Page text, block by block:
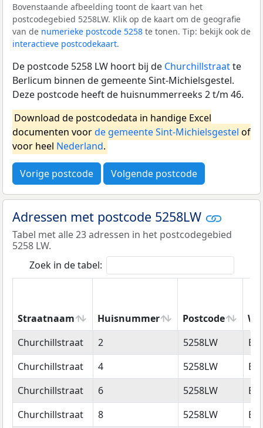
Bovenstaande afbeelding toont de kaart van het
postcodegebied 5258LW. Klik op de kaart om de geografie
van de numerieke postcode 5258 te tonen. Tip: bekijk ook de
interactieve postcodekaart.
De postcode 5258 LW hoort bij de Churchillstraatte
Berlicum binnen de gemeente Sint-Michielsgestel.
Deze postcode heeft de huisnummerreeks 2 t/m 46.
Download de postcodedata in handige Excel
documenten voorde gemeente Sint-Michielsgestel of
voor heel Nederland.
Vorige postcode Volgende postcode
Adressen met postcode 5258LW
Tabel met alle 23 adressen in het postcodegebied
5258 LW.
Zoek in de tabel:
Straatnaam Huisnummer Postcode
Straatnaam
Huisnummer Postcode
Churchillstraat 2 5258LW
Churchillstraat
4 5258LW
Churchillstraat
6 5258LW
Churchillstraat
8 5258LW